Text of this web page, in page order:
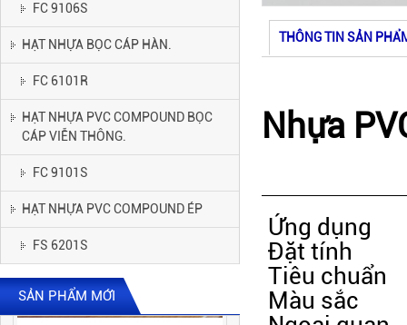
THÔNG TIN SẢN
Nhựa
Ứng dụng
Đặt tính
Tiêu chuẩn
Màu sắc
FC 9106S
HẠT NHỰA BỌC CÁP HÀN.
FC 6101R
HẠT NHỰA PVC COMPOUND BỌC
CÁP VIỄN THÔNG.
FC 9101S
HẠT NHỰA PVC COMPOUND ÉP
FS 6201S
SẢN PHẨM MỚI